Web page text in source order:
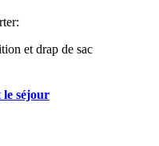
et drap de sac
le séjour